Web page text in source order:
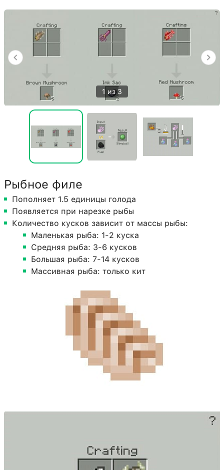
1 из 3
Рыбное филе
Пополняет 1.5 единицы голода
Появляется при нарезке рыбы
Количество кусков зависит от массы рыбы:
Маленькая рыба: 1-2 куска
Средняя рыба: 3-6 кусков
Большая рыба: 7-14 кусков
Массивная рыба: только кит